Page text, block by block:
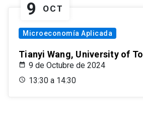
9 OCT
Microeconomía Aplicada
Tianyi Wang, University of
9 de Octubre de 2024
13:30 a 14:30